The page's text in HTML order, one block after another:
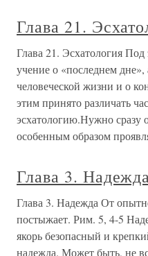
Глава 21.
Глава 21. Эсхатология
учение о «последнем
человеческой жизни и о
этим принято различать
эсхатологию.Нужно сразу
особенным образом
Глава 3.
Глава 3. Надежда От
постыжает. Рим. 5, 4-5
якорь безопасный и
надежда. Может быть, не